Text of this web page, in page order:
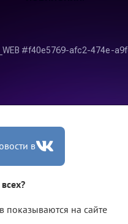
в
показываются на сайте